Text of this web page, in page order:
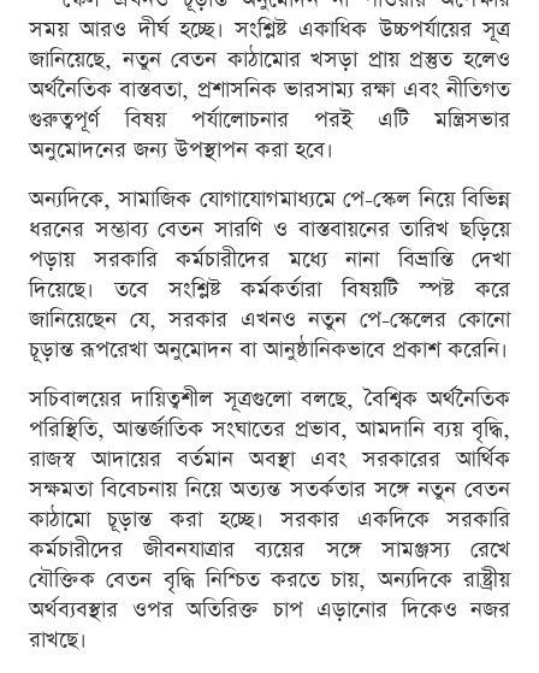
সময় আরও দীর্ঘ হচ্ছে। সংশ্লিষ্ট একাধিক উচ্চপর্যায়ের সূত্র
জানিয়েছে, নতুন বেতন কাঠামোর খসড়া প্রায় প্রস্তুত হলেও
অর্থনৈতিক বাস্তবতা, প্রশাসনিক ভারসাম্য রক্ষা এবং নীতিগত
গুরুত্বপূর্ণ বিষয় পর্যালোচনার পরই এটি মন্ত্রিসভার
অনুমোদনের জন্য উপস্থাপন করা হবে।
অন্যদিকে, সামাজিক যোগাযোগমাধ্যমে পে-স্কেল নিয়ে বিভিন্ন
ধরনের সম্ভাব্য বেতন সারণি ও বাস্তবায়নের তারিখ ছড়িয়ে
পড়ায় সরকারি কর্মচারীদের মধ্যে নানা বিভ্রান্তি দেখা
দিয়েছে। তবে সংশ্লিষ্ট কর্মকর্তারা বিষয়টি স্পষ্ট করে
জানিয়েছেন যে, সরকার এখনও নতুন পে-স্কেলের কোনো
চূড়ান্ত রূপরেখা অনুমোদন বা আনুষ্ঠানিকভাবে প্রকাশ করেনি।
সচিবালয়ের দায়িত্বশীল সূত্রগুলো বলছে, বৈশ্বিক অর্থনৈতিক
পরিস্থিতি, আন্তর্জাতিক সংঘাতের প্রভাব, আমদানি ব্যয় বৃদ্ধি,
রাজস্ব আদায়ের বর্তমান অবস্থা এবং সরকারের আর্থিক
সক্ষমতা বিবেচনায় নিয়ে অত্যন্ত সতর্কতার সঙ্গে নতুন বেতন
কাঠামো চূড়ান্ত করা হচ্ছে। সরকার একদিকে সরকারি
কর্মচারীদের জীবনযাত্রার ব্যয়ের সঙ্গে সামঞ্জস্য রেখে
যৌক্তিক বেতন বৃদ্ধি নিশ্চিত করতে চায়, অন্যদিকে রাষ্ট্রীয়
অর্থব্যবস্থার ওপর অতিরিক্ত চাপ এড়ানোর দিকেও নজর
রাখছে।